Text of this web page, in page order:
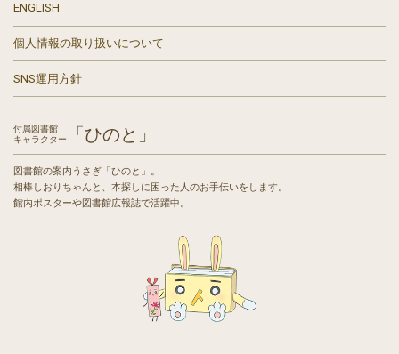
ENGLISH
個人情報の取り扱いについて
SNS運用方針
付属図書館
キャラクター
「ひのと」
図書館の案内うさぎ「ひのと」。
相棒しおりちゃんと、本探しに困った人のお手伝いをします。
館内ポスターや図書館広報誌で活躍中。